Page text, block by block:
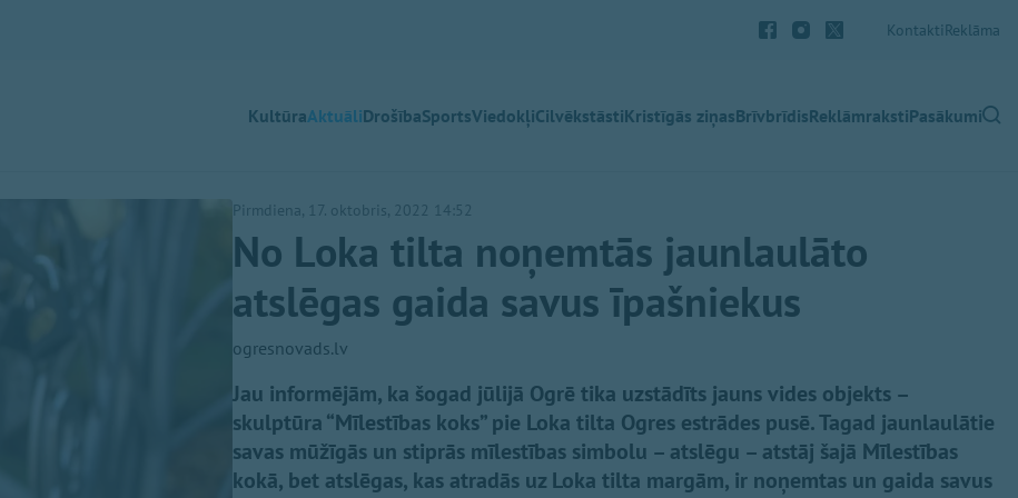
KontaktiReklāma
KultūraAktuāliDrošībaSportsViedokļiCilvēkstāstiKristīgās ziņasBrīvbrīdisReklāmrakstiPasākumi
Pirmdiena, 17. oktobris, 2022 14:52
No Loka tilta noņemtās jaunlaulāto
atslēgas gaida savus īpašniekus
ogresnovads.lv
Jau informējām, ka šogad jūlijā Ogrē tika uzstādīts jauns vides objekts –
skulptūra “Mīlestības koks” pie Loka tilta Ogres estrādes pusē. Tagad jaunlaulātie
savas mūžīgās un stiprās mīlestības simbolu – atslēgu – atstāj šajā Mīlestības
kokā, bet atslēgas, kas atradās uz Loka tilta margām, ir noņemtas un gaida savus